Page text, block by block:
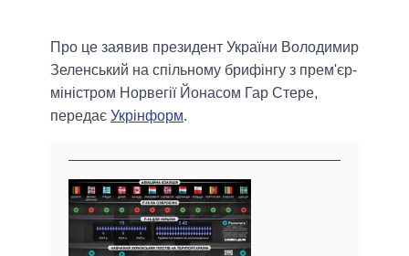
Про це заявив президент України Володимир
Зеленський на спільному брифінгу з прем'єр-
міністром Норвегії Йонасом Гар Стере,
передає Укрінформ.